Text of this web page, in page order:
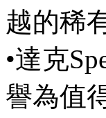
越的稀
•達克
譽為值